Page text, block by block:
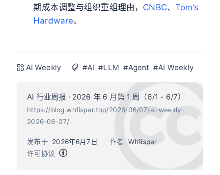
期成本调整与组织重组理由， CNBC、Tom’s
Hardware。
AI Weekly #AI #LLM #Agent #AI Weekly
AI 行业周报 · 2026 年 6 月第 1 周（6/1 - 6/7）
https://blog.wh1isper.top/2026/06/07/ai-weekly-
2026-06-07/
作者 Wh1isper
发布于
2026年6月7日
许可协议